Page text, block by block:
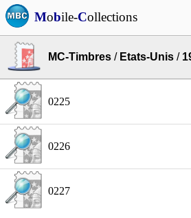
Mobile-Collections
MC-Timbres / Etats-Unis /
0225
0226
0227